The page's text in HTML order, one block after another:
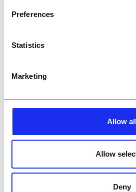
Preferences
Statistics
Marketing
Allow
Allow
Deny